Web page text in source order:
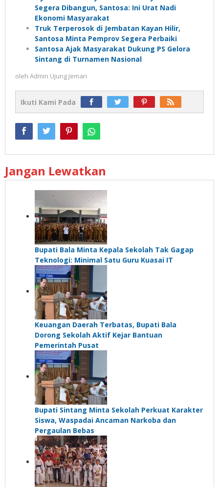
Segera Dibangun, Santosa: Ini Urat Nadi
Ekonomi Masyarakat
Truk Terperosok di Jembatan Kayan Hilir,
Santosa Minta Pemprov Segera Perbaiki
Santosa Ajak Masyarakat Dukung PS Gelora
Sintang di Turnamen Nasional
oleh Admin Ujung Jemari
Ikuti Kami Pada
Jangan Lewatkan
Bupati Bala Minta Kepala Sekolah Tak Gagap
Teknologi: Minimal Satu Guru Kuasai IT
Keuangan Daerah Terbatas, Bupati Bala
Dorong Sekolah Aktif Kejar Bantuan
Pemerintah Pusat
Bupati Sintang Minta Sekolah Perkuat Karakter
Siswa, Waspadai Ancaman Narkoba dan
Pergaulan Bebas